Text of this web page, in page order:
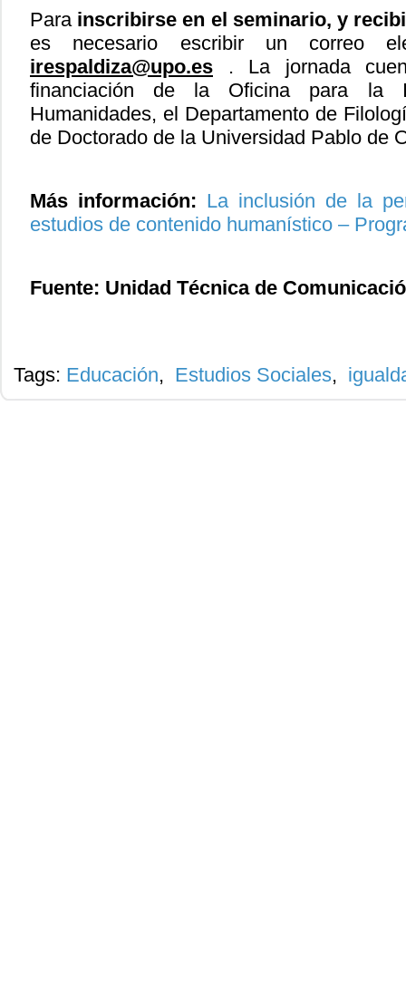
Para inscribirse en el seminario, y
es necesario escribir un correo
irespaldiza@upo.es . La jornada
financiación de la Oficina para la
Humanidades, el Departamento de
de Doctorado de la Universidad Pablo de
Más información: La inclusión de la
estudios de contenido humanístico –
Fuente: Unidad Técnica de
Tags: Educación, Estudios Sociales,